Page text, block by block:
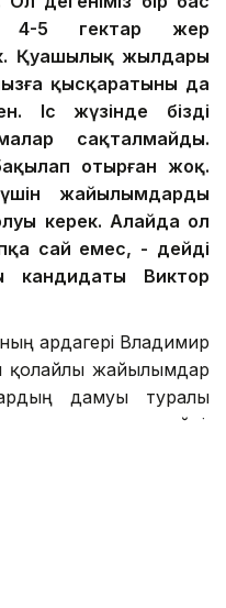
5 гектар жер
Қуаңшылық жылдары
қысқаратыны да
Іс жүзінде біздің
сақталмайды.
отырған жоқ.
жайылымдарды
керек. Алайда ол
сай емес, - дейді
кандидаты Виктор
ардагері Владимир
қолайлы жайылымдар
дамуы туралы
деп есептейді.